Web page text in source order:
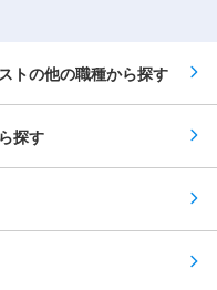
す。 ■
メンバ
可能性
に、ワ
て欲し
を突破
トの他の職種から探す
探す